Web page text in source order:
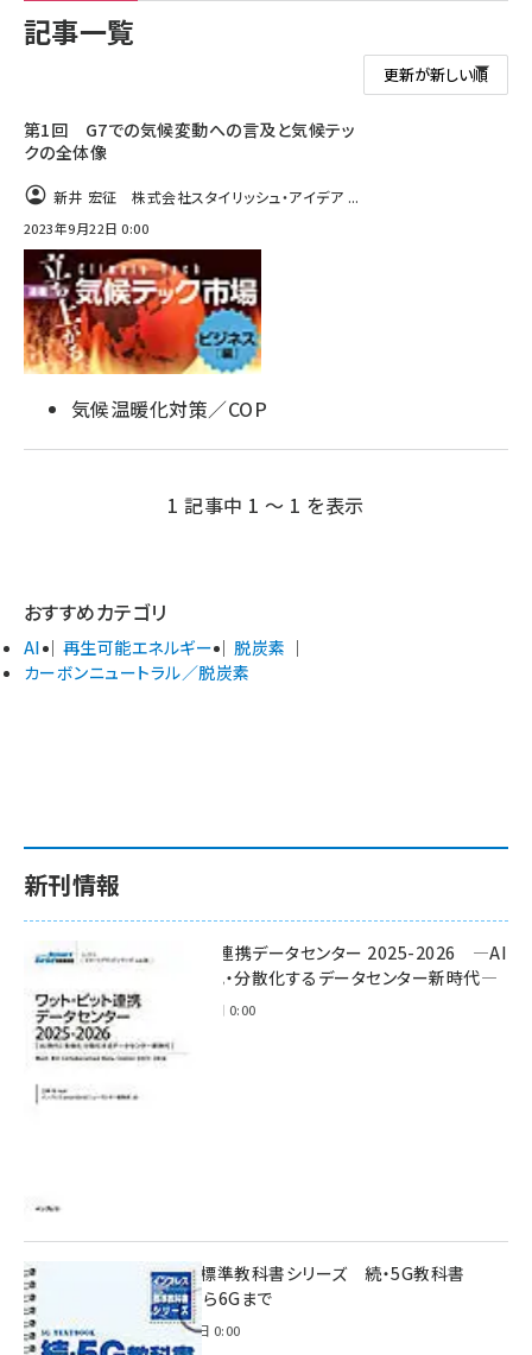
記事一覧
第1回 G7での気候変動への言及と気候テッ
クの全体像
新井 宏征 株式会社スタイリッシュ・アイデア ...
2023年9月22日 0:00
気候温暖化対策／COP
1 記事中 1 ～ 1 を表示
おすすめカテゴリ
AI 再生可能エネルギー
脱炭素
カーボンニュートラル／脱炭素
新刊情報
ワット・ビット連携データセンター 2025-2026 ―AI
時代に多様化・分散化するデータセンター新時代―
2025年11月28日 0:00
インプレス標準教科書シリーズ 続・5G教科書
NSA/SAから6Gまで
2023年4月3日 0:00